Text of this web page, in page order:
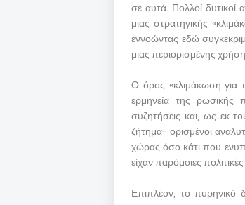
σε αυτά. Πολλοί
μιας στρατηγικής
εννοώντας εδώ
μιας περιορισμένης
Ο όρος «κλιμάκωση για
ερμηνεία της ρωσικής
συζητήσεις και, ως εκ
ζήτημα- ορισμένοι
χώρας όσο κάτι που
είχαν παρόμοιες
Επιπλέον, το πυρηνικό